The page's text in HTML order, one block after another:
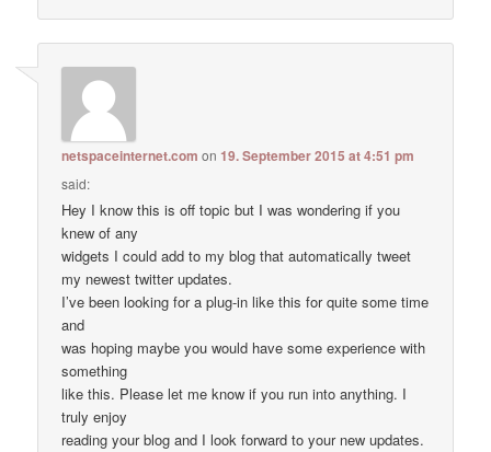
netspaceinternet.com on19. September 2015 at 4:51 pm
said:
Hey I know this is off topic but I was wondering if you
knew of any
widgets I could add to my blog that automatically tweet
my newest twitter updates.
I’ve been looking for a plug-in like this for quite some time
and
was hoping maybe you would have some experience with
something
like this. Please let me know if you run into anything. I
truly enjoy
reading your blog and I look forward to your new updates.